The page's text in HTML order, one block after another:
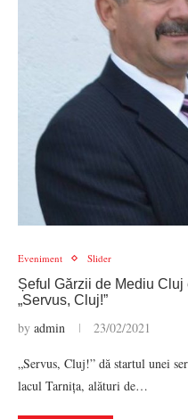
Eveniment Slider
Șeful Gărzii de Mediu
„Servus, Cluj!”
by admin 23/02/2021
„Servus, Cluj!” dă startul unei
lacul Tarnița, alături de…